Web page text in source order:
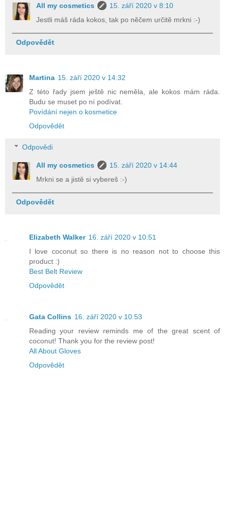
All my cosmetics
15. září 2020 v 8:10
Jestli máš ráda kokos, tak po něčem určitě mrkni :-)
Odpovědět
Martina 15. září 2020 v 14:32
Z této řady jsem ještě nic neměla, ale kokos mám ráda.
Budu se muset po ní podívat.
Povídání nejen o kosmetice
Odpovědět
Odpovědi
All my cosmetics
15. září 2020 v 14:44
Mrkni se a jistě si vybereš :-)
Odpovědět
Elizabeth Walker 16. září 2020 v 10:51
I love coconut so there is no reason not to choose this
product :)
Best Belt Review
Odpovědět
Gata Collins 16. září 2020 v 10:53
Reading your review reminds me of the great scent of
coconut! Thank you for the review post!
All About Gloves
Odpovědět